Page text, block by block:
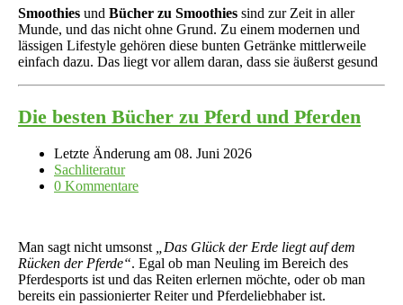
Smoothies und Bücher zu Smoothies sind zur Zeit in aller
Munde, und das nicht ohne Grund. Zu einem modernen und
lässigen Lifestyle gehören diese bunten Getränke mittlerweile
einfach dazu. Das liegt vor allem daran, dass sie äußerst gesund
Die besten Bücher zu Pferd und Pferden
Letzte Änderung am 08. Juni 2026
Sachliteratur
0 Kommentare
Man sagt nicht umsonst „Das Glück der Erde liegt auf dem
Rücken der Pferde“. Egal ob man Neuling im Bereich des
Pferdesports ist und das Reiten erlernen möchte, oder ob man
bereits ein passionierter Reiter und Pferdeliebhaber ist.